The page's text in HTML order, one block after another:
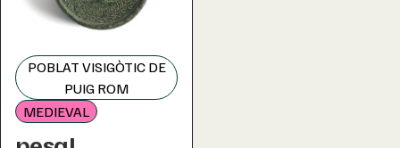
POBLAT VISIGÒTIC DE
PUIG ROM
MEDIEVAL